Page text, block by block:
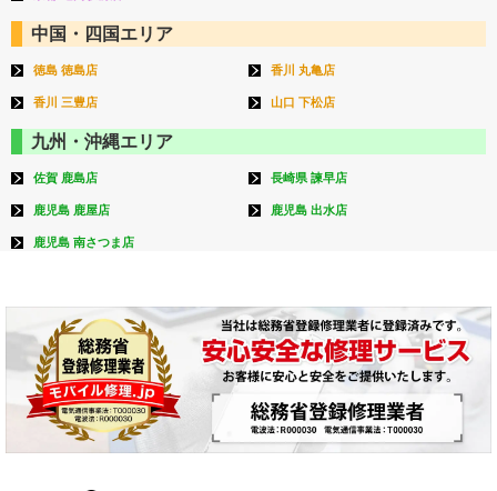
中国・四国エリア
徳島 徳島店 香川 丸亀店
香川 三豊店 山口 下松店
九州・沖縄エリア
佐賀 鹿島店 長崎県 諫早店
鹿児島 鹿屋店 鹿児島 出水店
鹿児島 南さつま店